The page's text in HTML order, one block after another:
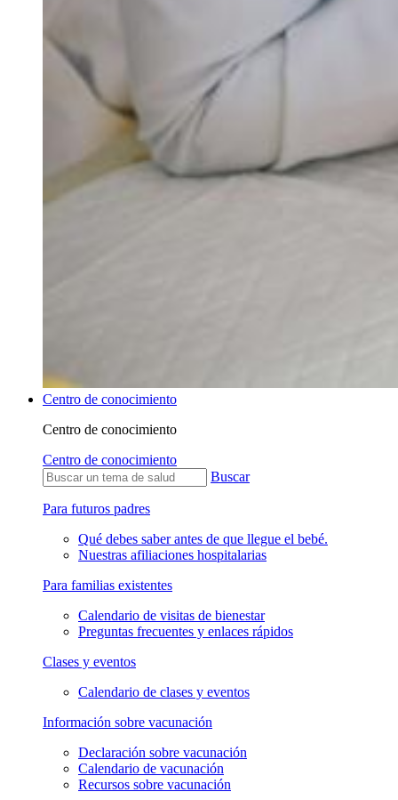
Centro de conocimiento
Centro de conocimiento
Centro de conocimiento
Buscar
Para futuros padres
Qué debes saber antes de que llegue el bebé.
Nuestras afiliaciones hospitalarias
Para familias existentes
Calendario de visitas de bienestar
Preguntas frecuentes y enlaces rápidos
Clases y eventos
Calendario de clases y eventos
Información sobre vacunación
Declaración sobre vacunación
Calendario de vacunación
Recursos sobre vacunación